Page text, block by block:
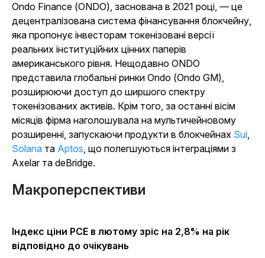
Ondo Finance (ONDO), заснована в 2021 році, — це
децентралізована система фінансування блокчейну,
яка пропонує інвесторам токенізовані версії
реальних інституційних цінних паперів
американського рівня. Нещодавно ONDO
представила глобальні ринки Ondo (Ondo GM),
розширюючи доступ до ширшого спектру
токенізованих активів. Крім того, за останні вісім
місяців фірма наголошувала на мультичейновому
розширенні, запускаючи продукти в блокчейнах Sui,
Solana та Aptos, що полегшуються інтеграціями з
Axelar та deBridge.
Макроперспективи
Індекс ціни PCE в лютому зріс на 2,8% на рік
відповідно до очікувань